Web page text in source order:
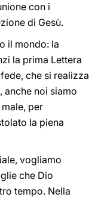
con i
di Gesù.
il mondo: la
la prima Lettera
che si realizza
anche noi siamo
per
la piena
vogliamo
che Dio
tempo. Nella